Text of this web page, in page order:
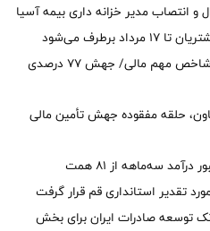
و انتصاب مدیر خزانه داری بیمه آسیا
برطرف می‌شود
جایگاه نخست بانك ملت در 10 شاخص مهم مالی/ جهش 77 درصدی
حلقه مفقوده جهش تأمین مالی
تقدیر استانداری قم قرار گرفت
بانک توسعه صادرات ایران برای بخش